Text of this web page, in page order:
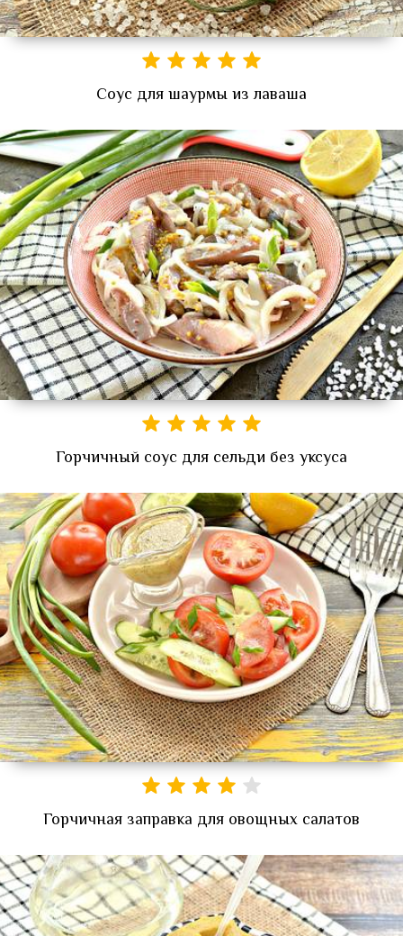
Соус для шаурмы из лаваша
Горчичный соус для сельди без уксуса
Горчичная заправка для овощных салатов